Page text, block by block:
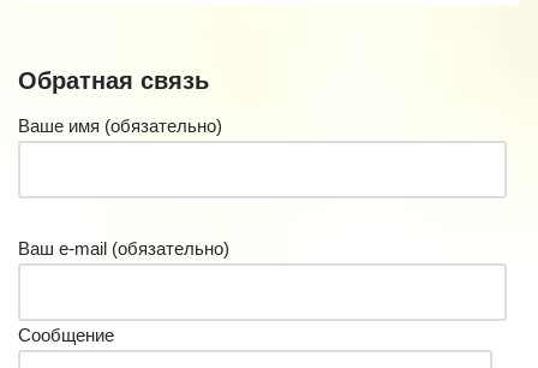
Обратная связь
Ваше имя (обязательно)
Ваш e-mail (обязательно)
Сообщение